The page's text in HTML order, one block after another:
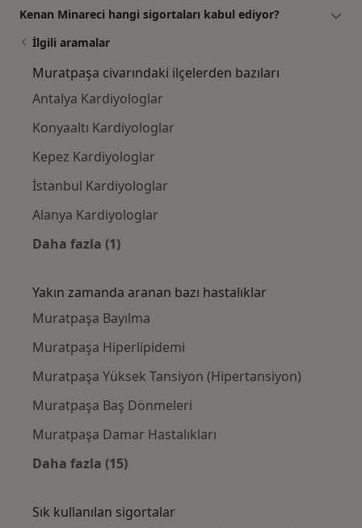
Kenan Minareci hangi sigortaları kabul ediyor?
İlgili aramalar
Muratpaşa civarındaki ilçelerden bazıları
Antalya Kardiyologlar
Konyaaltı Kardiyologlar
Kepez Kardiyologlar
İstanbul Kardiyologlar
Alanya Kardiyologlar
Daha fazla (1)
Yakın zamanda aranan bazı hastalıklar
Muratpaşa Bayılma
Muratpaşa Hiperlipidemi
Muratpaşa Yüksek Tansiyon (Hipertansiyon)
Muratpaşa Baş Dönmeleri
Muratpaşa Damar Hastalıkları
Daha fazla (15)
Sık kullanılan sigortalar